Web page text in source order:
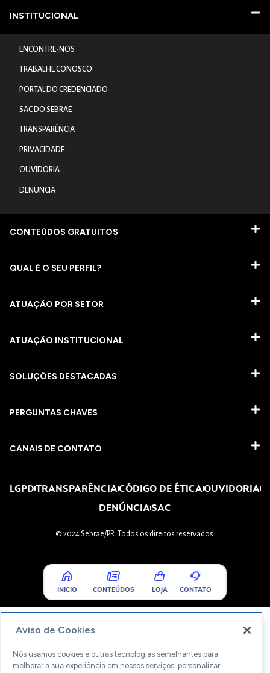
INSTITUCIONAL
ENCONTRE-NOS
TRABALHE CONOSCO
PORTAL DO CREDENCIADO
SAC DO SEBRAE
TRANSPARÊNCIA
PRIVACIDADE
OUVIDORIA
DENUNCIA
CONTEÚDOS GRATUITOS
QUAL É O SEU PERFIL?
ATUAÇÃO POR SETOR
ATUAÇÃO INSTITUCIONAL
SOLUÇÕES DESTACADAS
PERGUNTAS CHAVES​
CANAIS DE CONTATO
LGPDTRANSPARÊNCIACÓDIGO DE ÉTICAOUVIDORIA
DENÚNCIASAC
© 2024 Sebrae/PR. Todos os direitos reservados.
INICIO CONTEÚDOS LOJA CONTATO
Aviso de Cookies
Nós usamos cookies e outras tecnologias semelhantes para
melhorar a sua experiência em nossos serviços, personalizar